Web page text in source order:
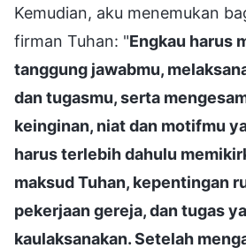
Kemudian, aku menemukan
firman Tuhan: "Engkau harus
tanggung jawabmu,
dan tugasmu, serta
keinginan, niat dan motifmu
harus terlebih dahulu
maksud Tuhan, kepentingan
pekerjaan gereja, dan tugas
kaulaksanakan. Setelah